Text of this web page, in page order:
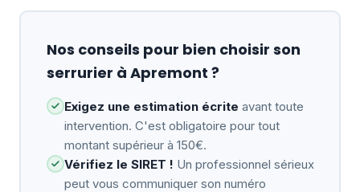
Nos conseils pour bien choisir son
serrurier à Apremont ?
Exigez une estimation écrite avant toute
intervention. C'est obligatoire pour tout
montant supérieur à 150€.
Vérifiez le SIRET ! Un professionnel sérieux
peut vous communiquer son numéro